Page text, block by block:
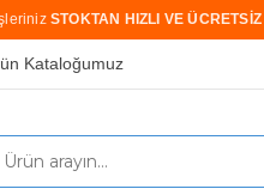
STOKTAN HIZLI VE
Kataloğumuz